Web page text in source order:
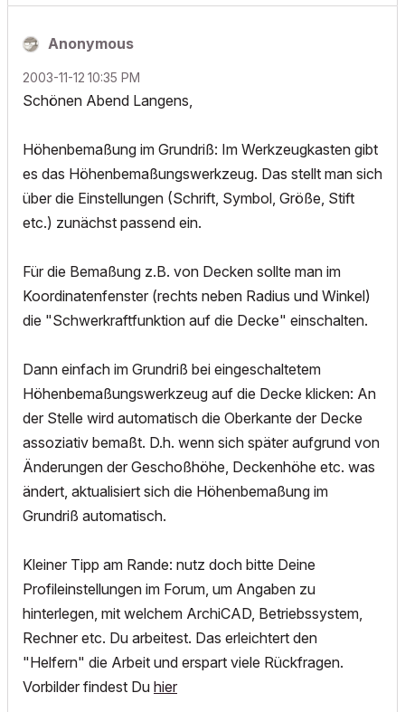
Anonymous
‎2003-11-12 10:35 PM
Schönen Abend Langens,
Höhenbemaßung im Grundriß: Im Werkzeugkasten gibt
es das Höhenbemaßungswerkzeug. Das stellt man sich
über die Einstellungen (Schrift, Symbol, Größe, Stift
etc.) zunächst passend ein.
Für die Bemaßung z.B. von Decken sollte man im
Koordinatenfenster (rechts neben Radius und Winkel)
die "Schwerkraftfunktion auf die Decke" einschalten.
Dann einfach im Grundriß bei eingeschaltetem
Höhenbemaßungswerkzeug auf die Decke klicken: An
der Stelle wird automatisch die Oberkante der Decke
assoziativ bemaßt. D.h. wenn sich später aufgrund von
Änderungen der Geschoßhöhe, Deckenhöhe etc. was
ändert, aktualisiert sich die Höhenbemaßung im
Grundriß automatisch.
Kleiner Tipp am Rande: nutz doch bitte Deine
Profileinstellungen im Forum, um Angaben zu
hinterlegen, mit welchem ArchiCAD, Betriebssystem,
Rechner etc. Du arbeitest. Das erleichtert den
"Helfern" die Arbeit und erspart viele Rückfragen.
Vorbilder findest Du hier